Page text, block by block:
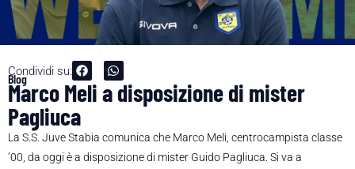
Condividi su:
Blog
Marco Meli a disposizione di mister
Pagliuca
La S.S. Juve Stabia comunica che Marco Meli, centrocampista classe
’00, da oggi è a disposizione di mister Guido Pagliuca. Si va a